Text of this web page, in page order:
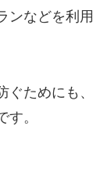
ンなどを利
ぐためにも
。